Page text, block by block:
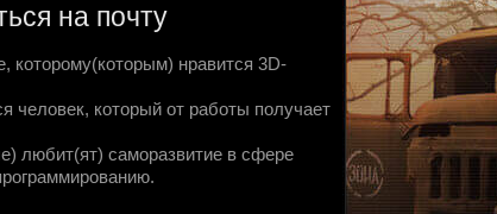
на почту
которому(которым) нравится 3D-
человек, который от работы получает
любит(ят) саморазвитие в сфере